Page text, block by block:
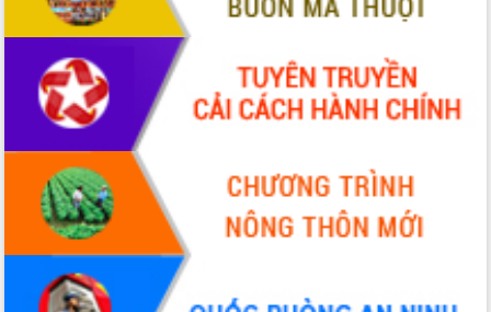
Chuyển đổi số 'mở đường' cho nông
nghiệp Đắk Lắk tăng trưởng bứt phá
Triển khai đồng bộ đo đạc, lập hồ sơ
địa chính, hoàn thiện cơ sở dữ liệu đất
đai
Ứng dụng sinh trắc học - Bước tiến
trong hành trình chuyển đổi số tại Đắk
Đắk Lắk nâng cao hiệu quả công tác
Đảng từ Sổ tay đảng viên điện tử
Đắk Lắk đẩy mạnh nuôi biển công
nghệ, hướng tới phát triển thủy sản
bền vững